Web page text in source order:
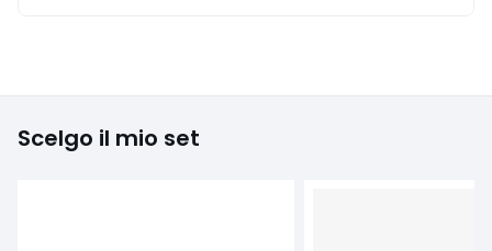
Scelgo il mio set